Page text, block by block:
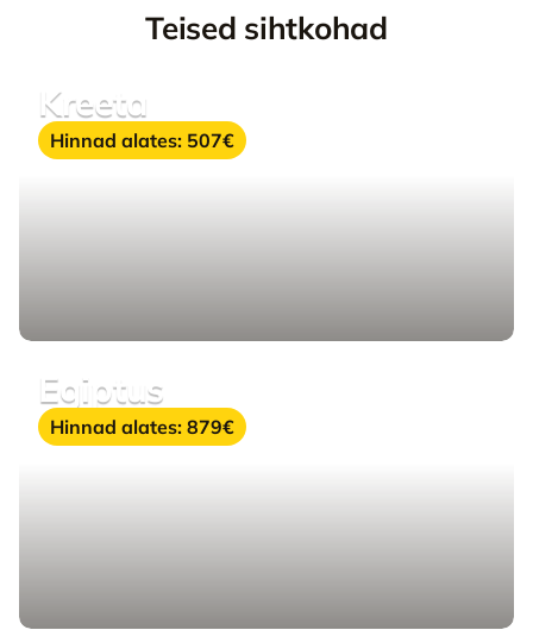
Teised sihtkohad
kreeta
Hinnad alates: 507€
egiptus
Hinnad alates: 879€